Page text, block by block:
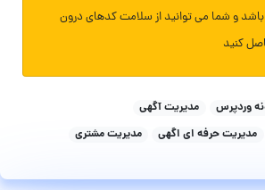
و شما می توانید از سلامت کدهای درون
کنید
وردپرس
مدیریت آگهی
مدیریت حرفه ای اگهی مدیریت مشتری